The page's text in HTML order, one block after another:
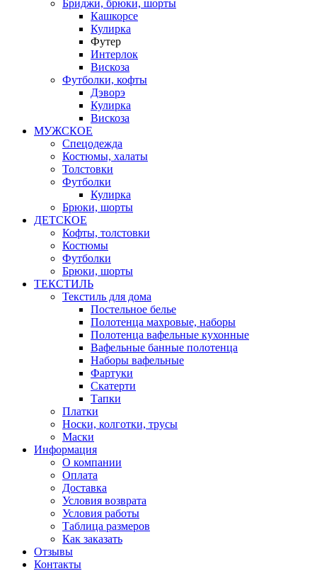
Бриджи, брюки, шорты
Кашкорсе
Кулирка
Футер
Интерлок
Вискоза
Футболки, кофты
Дэворэ
Кулирка
Вискоза
МУЖСКОЕ
Спецодежда
Костюмы, халаты
Толстовки
Футболки
Кулирка
Брюки, шорты
ДЕТСКОЕ
Кофты, толстовки
Костюмы
Футболки
Брюки, шорты
ТЕКСТИЛЬ
Текстиль для дома
Постельное белье
Полотенца махровые, наборы
Полотенца вафельные кухонные
Вафельные банные полотенца
Наборы вафельные
Фартуки
Скатерти
Тапки
Платки
Носки, колготки, трусы
Маски
Информация
О компании
Оплата
Доставка
Условия возврата
Условия работы
Таблица размеров
Как заказать
Отзывы
Контакты